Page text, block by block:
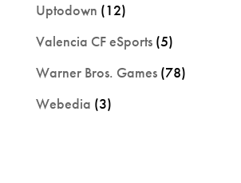
Uptodown (12)
Valencia CF eSports(5)
Warner Bros. Games(78)
Webedia (3)